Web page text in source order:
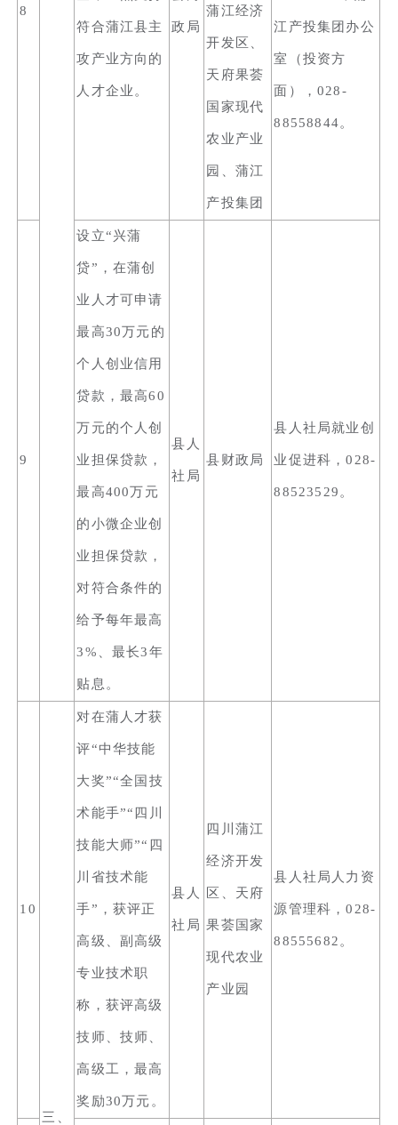
8
符合蒲江县主
攻产业方向的
人才企业。
政局
蒲江经济
开发区、
天府果荟
国家现代
农业产业
园、蒲江
产投集团
江产投集团办公
室（投资方
面），028-
88558844。
9
设立“兴蒲
贷”，在蒲创
业人才可申请
最高30万元的
个人创业信用
贷款，最高60
万元的个人创
业担保贷款，
最高400万元
的小微企业创
业担保贷款，
对符合条件的
给予每年最高
3%、最长3年
贴息。
县人
社局
县财政局
县人社局就业创
业促进科，028-
88523529。
10
三、
对在蒲人才获
评“中华技能
大奖”“全国技
术能手”“四川
技能大师”“四
川省技术能
手”，获评正
高级、副高级
专业技术职
称，获评高级
技师、技师、
高级工，最高
奖励30万元。
县人
社局
四川蒲江
经济开发
区、天府
果荟国家
现代农业
产业园
县人社局人力资
源管理科，028-
88555682。